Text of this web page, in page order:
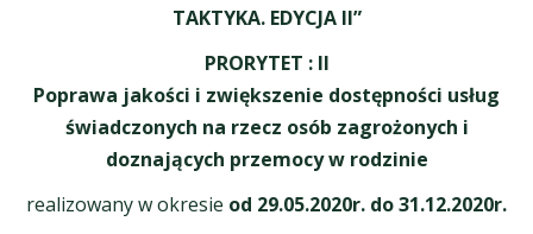
TAKTYKA. EDYCJA II”
PRORYTET : II
Poprawa jakości i zwiększenie dostępności usług
świadczonych na rzecz osób zagrożonych i
doznających przemocy w rodzinie
realizowany w okresie od 29.05.2020r. do 31.12.2020r.